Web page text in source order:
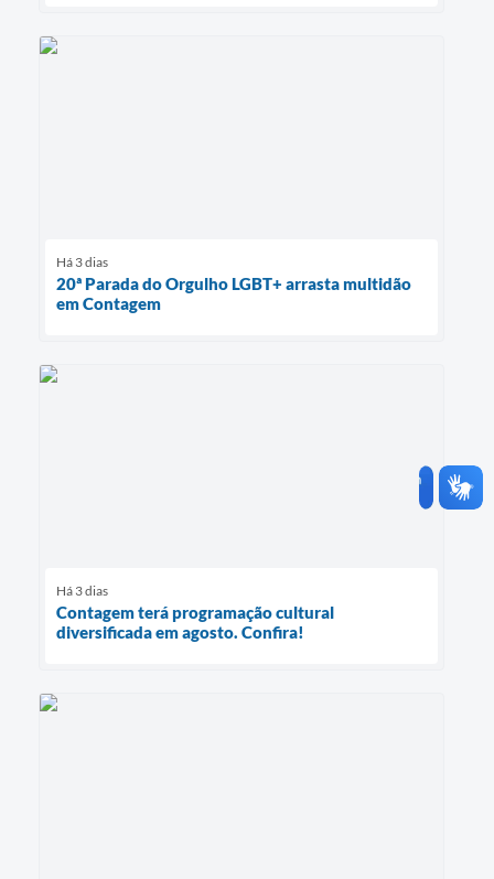
Há 3 dias
20ª Parada do Orgulho LGBT+ arrasta multidão
em Contagem
Há 3 dias
Contagem terá programação cultural
diversificada em agosto. Confira!